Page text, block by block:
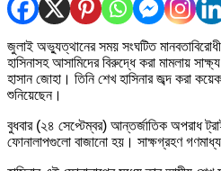
জুলাই অভ্যুত্থানের সময় সংঘটিত
হাসিনাসহ আসামিদের বিরুদ্ধে করা মামলায়
হাসান জোহা। তিনি শেখ হাসিনার জব্দ করা
শুনিয়েছেন।
বুধবার (২৪ সেপ্টেম্বর) আন্তর্জাতিক অপরাধ
ফোনালাপগুলো বাজানো হয়। সাক্ষগ্রহণ